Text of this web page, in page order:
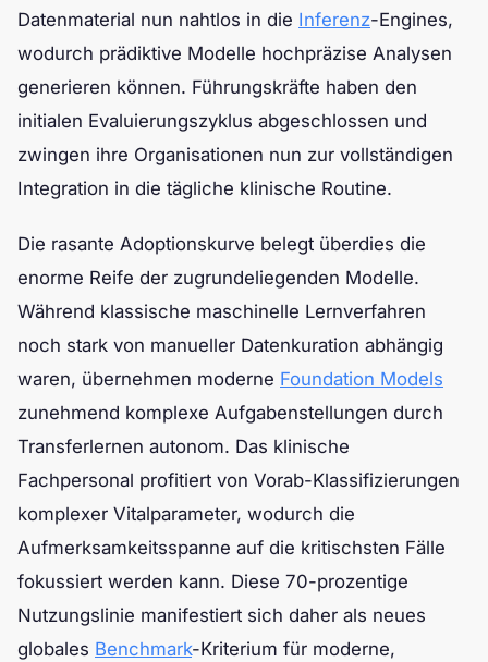
Datenmaterial nun nahtlos in die Inferenz-Engines,
wodurch prädiktive Modelle hochpräzise Analysen
generieren können. Führungskräfte haben den
initialen Evaluierungszyklus abgeschlossen und
zwingen ihre Organisationen nun zur vollständigen
Integration in die tägliche klinische Routine.
Die rasante Adoptionskurve belegt überdies die
enorme Reife der zugrundeliegenden Modelle.
Während klassische maschinelle Lernverfahren
noch stark von manueller Datenkuration abhängig
waren, übernehmen moderne Foundation Models
zunehmend komplexe Aufgabenstellungen durch
Transferlernen autonom. Das klinische
Fachpersonal profitiert von Vorab-Klassifizierungen
komplexer Vitalparameter, wodurch die
Aufmerksamkeitsspanne auf die kritischsten Fälle
fokussiert werden kann. Diese 70-prozentige
Nutzungslinie manifestiert sich daher als neues
globales Benchmark-Kriterium für moderne,